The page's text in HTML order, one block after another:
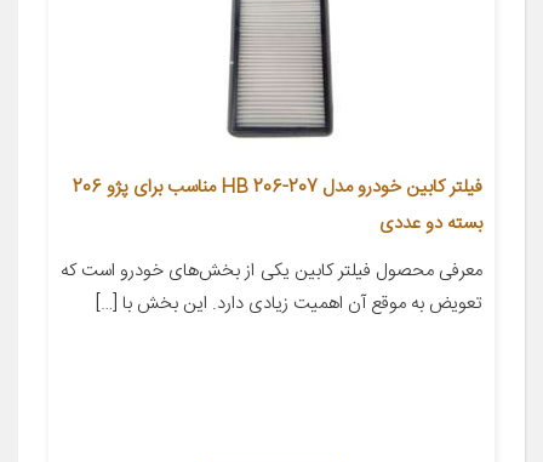
فیلتر کابین خودرو مدل HB 206-207 مناسب برای پژو 206
بسته دو عددی
معرفی محصول فیلتر کابین یکی از بخش‌های خودرو است که
تعویض به موقع آن اهمیت زیادی دارد. این بخش با […]